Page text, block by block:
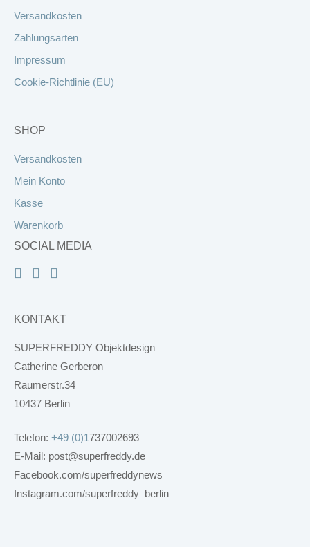
Versandkosten
Zahlungsarten
Impressum
Cookie-Richtlinie (EU)
SHOP
Versandkosten
Mein Konto
Kasse
Warenkorb
SOCIAL MEDIA
KONTAKT
SUPERFREDDY Objektdesign
Catherine Gerberon
Raumerstr.34
10437 Berlin
Telefon: +49 (0)1737002693
E-Mail: post@superfreddy.de
Facebook.com/superfreddynews
Instagram.com/superfreddy_berlin